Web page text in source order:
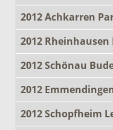
2012 Achkarren
2012
2012 Schönau
2012
2012 Schopfheim